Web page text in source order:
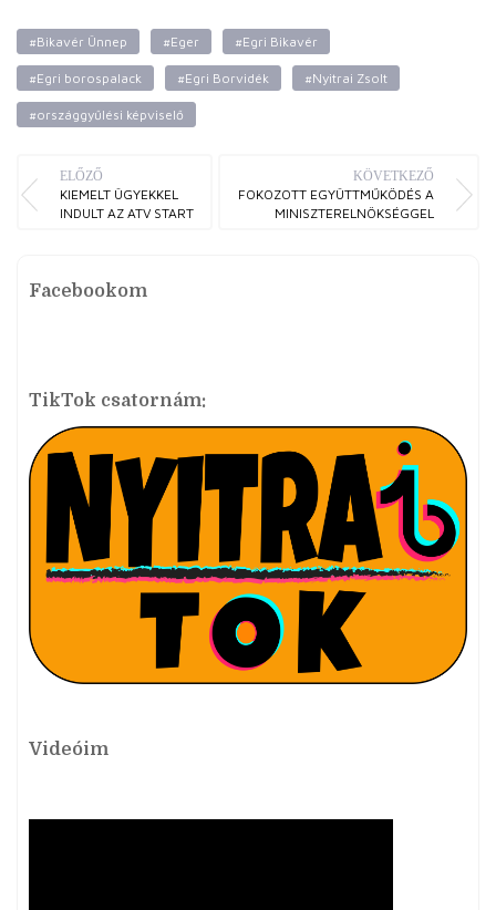
#Bikavér Ünnep #Eger #Egri Bikavér
#Egri borospalack #Egri Borvidék #Nyitrai Zsolt
#országgyűlési képviselő
ELŐZŐ
KIEMELT ÜGYEKKEL
INDULT AZ ATV START
KÖVETKEZŐ
FOKOZOTT EGYÜTTMŰKÖDÉS A
MINISZTERELNÖKSÉGGEL
Facebookom
TikTok csatornám:
Videóim